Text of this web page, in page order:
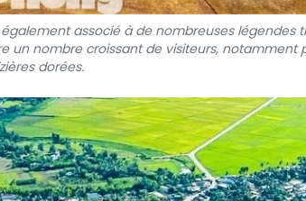
associé à de nombreuses légendes
un nombre croissant de visiteurs, notamment
dorées.